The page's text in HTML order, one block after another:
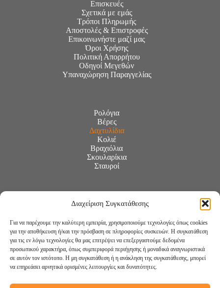
Διαχείριση Συγκατάθεσης
Για να παρέχουμε την καλύτερη εμπειρία, χρησιμοποιούμε τεχνολογίες όπως cookies
για την αποθήκευση ή/και την πρόσβαση σε πληροφορίες συσκευών. Η συγκατάθεση
για τις εν λόγω τεχνολογίες θα μας επιτρέψει να επεξεργαστούμε δεδομένα
προσωπικού χαρακτήρα, όπως συμπεριφορά περιήγησης ή μοναδικά αναγνωριστικά
σε αυτόν τον ιστότοπο. Η μη συγκατάθεση ή η ανάκληση της συγκατάθεσης, μπορεί
να επηρεάσει αρνητικά ορισμένες λειτουργίες και δυνατότητες.
Επισκευές
Σχετικά με εμάς
Τρόποι Πληρωμής
Αποστολές & Επιστροφές
Επικοινωνήστε μαζί μας
Όροι Χρήσης
Πολιτική Απορρήτου
Οδηγοί Μεγεθών
Υπαναχώρηση Παραγγελίας
Ρολόγια
Βέρες
Δαχτυλίδια
Κολιέ
Βραχιόλια
Σκουλαρίκια
Σταυροί